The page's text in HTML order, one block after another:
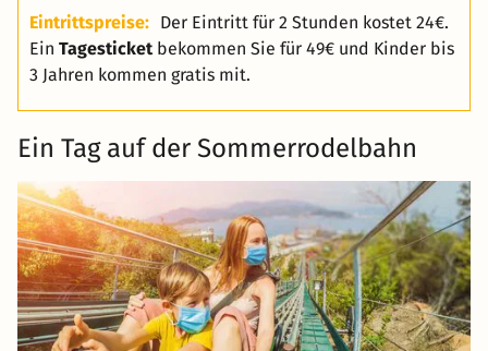
Eintrittspreise: Der Eintritt für 2 Stunden kostet 24€.
Ein Tagesticketbekommen Sie für 49€ und Kinder bis
3 Jahren kommen gratis mit.
Ein Tag auf der Sommerrodelbahn